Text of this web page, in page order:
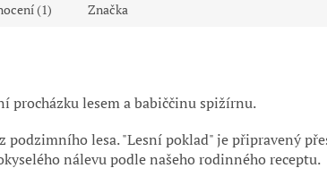
(1) Značka
procházku lesem a babiččinu spižírnu.
lesa. "Lesní poklad" je připravený
nálevu podle našeho rodinného receptu.